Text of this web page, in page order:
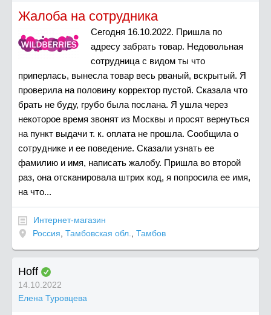
Жалоба на сотрудника
Сегодня 16.10.2022. Пришла по
адресу забрать товар. Недовольная
сотрудница с видом ты что
приперлась, вынесла товар весь рваный, вскрытый. Я
проверила на половину корректор пустой. Сказала что
брать не буду, грубо была послана. Я ушла через
некоторое время звонят из Москвы и просят вернуться
на пункт выдачи т. к. оплата не прошла. Сообщила о
сотруднике и ее поведение. Сказали узнать ее
фамилию и имя, написать жалобу. Пришла во второй
раз, она отсканировала штрих код, я попросила ее имя,
на что...
Интернет-магазин
Россия Тамбовская обл. Тамбов
Hoff
14.10.2022
Елена Туровцева